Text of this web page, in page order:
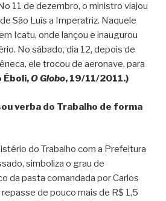
11 de dezembro, o ministro viajou
São Luís a Imperatriz. Naquele
Icatu, onde lançou e inaugurou
No sábado, dia 12, depois de
ele trocou de aeronave, para
Éboli,O Globo, 19/11/2011.)
verba do Trabalho de forma
do Trabalho com a Prefeitura
simboliza o grau de
da pasta comandada por Carlos
de pouco mais de R$ 1,5